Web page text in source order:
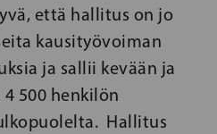
että hallitus on jo
kausityövoiman
ja sallii kevään ja
500 henkilön
Hallitus